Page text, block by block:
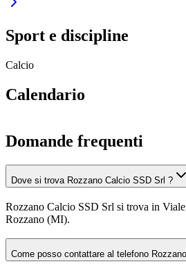
Sport e discipline
Calcio
Calendario
Domande frequenti
Dove si trova Rozzano Calcio SSD Srl ?
Rozzano Calcio SSD Srl si trova in
Rozzano (MI).
Come posso contattare al telefono